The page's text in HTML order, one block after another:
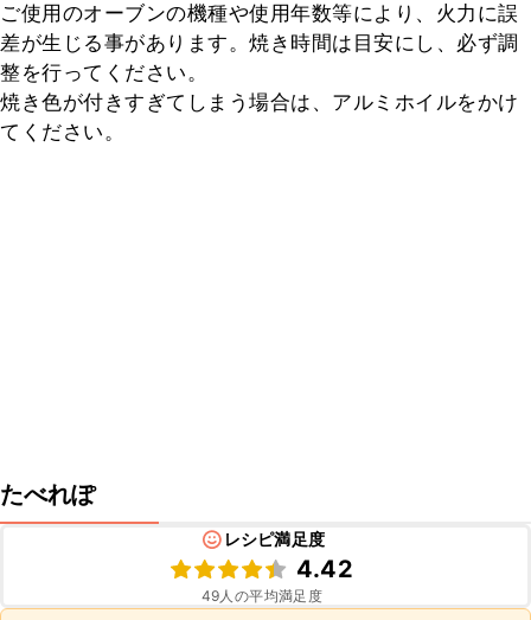
ご使用のオーブンの機種や使用年数等により、火力に誤
差が生じる事があります。焼き時間は目安にし、必ず調
整を行ってください。
焼き色が付きすぎてしまう場合は、アルミホイルをかけ
てください。
たべれぽ
レシピ満足度
4.42
49人の平均満足度